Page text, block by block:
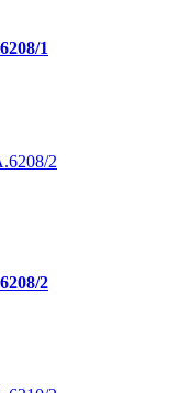
1
2